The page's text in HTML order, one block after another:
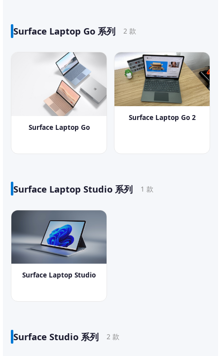
Surface Laptop Go 系列 2 款
Surface Laptop Go
Surface Laptop Go 2
Surface Laptop Studio 系列 1 款
Surface Laptop Studio
Surface Studio 系列 2 款